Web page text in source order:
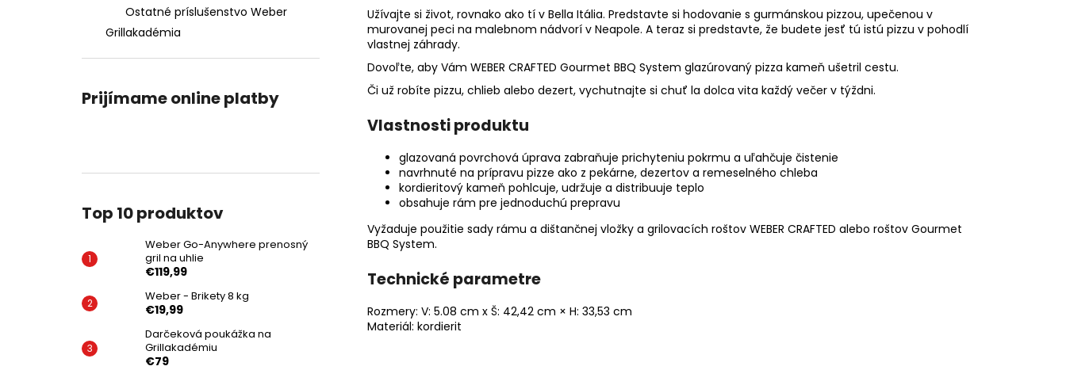
Ostatné príslušenstvo Weber
Grillakadémia
Prijímame online platby
Top 10 produktov
Weber Go-Anywhere prenosný
gril na uhlie
€119,99
Weber - Brikety 8 kg
€19,99
Darčeková poukážka na
Grillakadémiu
€79
Užívajte si život, rovnako ako tí v Bella Itália. Predstavte si hodovanie s gurmánskou pizzou, upečenou v
murovanej peci na malebnom nádvorí v Neapole. A teraz si predstavte, že budete jesť tú istú pizzu v pohodlí
vlastnej záhrady.
Dovoľte, aby Vám WEBER CRAFTED Gourmet BBQ System glazúrovaný pizza kameň ušetril cestu.
Či už robíte pizzu, chlieb alebo dezert, vychutnajte si chuť la dolca vita každý večer v týždni.
Vlastnosti produktu
glazovaná povrchová úprava zabraňuje prichyteniu pokrmu a uľahčuje čistenie
navrhnuté na prípravu pizze ako z pekárne, dezertov a remeselného chleba
kordieritový kameň pohlcuje, udržuje a distribuuje teplo
obsahuje rám pre jednoduchú prepravu
Vyžaduje použitie sady rámu a dištančnej vložky a grilovacích roštov WEBER CRAFTED alebo roštov Gourmet
BBQ System.
Technické parametre
Rozmery: V: 5.08 cm x Š: 42,42 cm × H: 33,53 cm
Materiál: kordierit